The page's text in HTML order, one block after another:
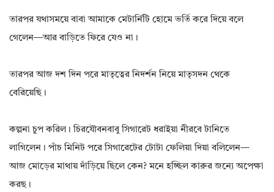
তারপর যথাসময়ে বাবা আমাকে মেটার্নিটি হোমে ভর্তি করে দিয়ে বলে
গেলেন—আর বাড়িতে ফিরে যেও না।
তারপর আজ দশ দিন পরে মাতৃত্বের নিদর্শন নিয়ে মাতৃসদন থেকে
বেরিয়েছি।
কল্পনা চুপ করিল। চিরযৌবনবাবু সিগারেট ধরাইয়া নীরবে টানিতে
লাগিলেন। পাঁচ মিনিট পরে সিগারেটের টোটা ফেলিয়া দিয়া বলিলেন—
আজ মোড়ের মাথায় দাঁড়িয়ে ছিলে কেন? মনে হচ্ছিল কারুর জন্যে অপেক্ষা
করছ।